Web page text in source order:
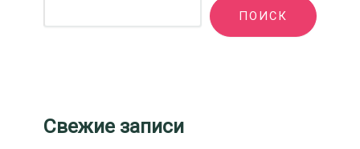
ПОИСК
Свежие записи